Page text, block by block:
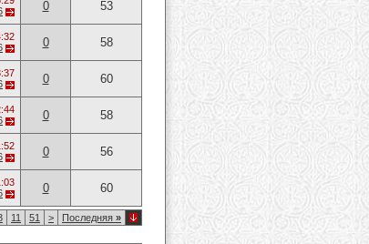
0 53
0 58
0 60
0 58
0 56
0 60
11 51 > Последняя »